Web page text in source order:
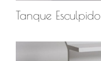
Tanque Esculpido